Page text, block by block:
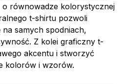
równowadze kolorystycznej
t-shirtu pozwoli
samych spodniach,
Z kolei graficzny t-
akcentu i stworzyć
kolorów i wzorów.